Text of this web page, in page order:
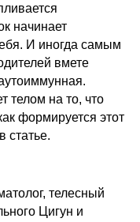
начинает
И иногда самым
вмете
телом на то, что
формируется этот
статье.
телесный
Цигун и